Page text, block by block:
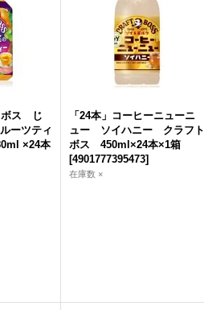
ボス じ
ーツティ
×24本
「24本」コーヒーニューニ
ュー ソイハニー クラフト
ボス 450ml×24本×1箱
[4901777395473]
在庫数 ×